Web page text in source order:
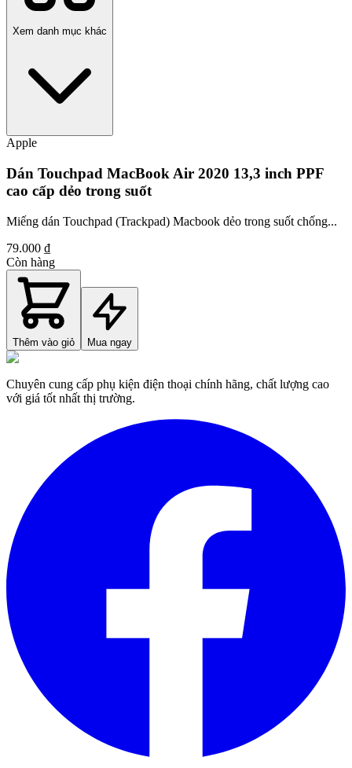
Xem danh mục khác
Apple
Dán Touchpad MacBook Air 2020 13,3 inch PPF
cao cấp dẻo trong suốt
Miếng dán Touchpad (Trackpad) Macbook dẻo trong suốt chống...
79.000 ₫
Còn hàng
Thêm vào giỏ Mua ngay
Chuyên cung cấp phụ kiện điện thoại chính hãng, chất lượng cao
với giá tốt nhất thị trường.